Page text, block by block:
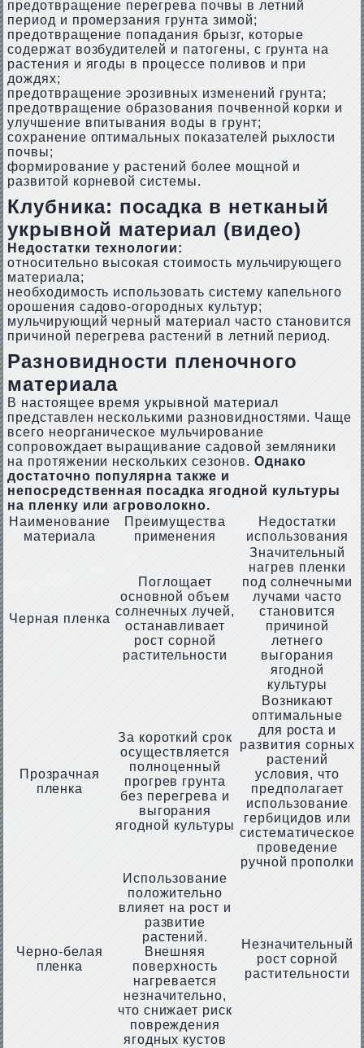
предотвращение перегрева почвы в летний
период и промерзания грунта зимой;
предотвращение попадания брызг, которые
содержат возбудителей и патогены, с грунта на
растения и ягоды в процессе поливов и при
дождях;
предотвращение эрозивных изменений грунта;
предотвращение образования почвенной корки и
улучшение впитывания воды в грунт;
сохранение оптимальных показателей рыхлости
почвы;
формирование у растений более мощной и
развитой корневой системы.
Клубника: посадка в нетканый
укрывной материал (видео)
Недостатки технологии:
относительно высокая стоимость мульчирующего
материала;
необходимость использовать систему капельного
орошения садово-огородных культур;
мульчирующий черный материал часто становится
причиной перегрева растений в летний период.
Разновидности пленочного
материала
В настоящее время укрывной материал
представлен несколькими разновидностями. Чаще
всего неорганическое мульчирование
сопровождает выращивание садовой земляники
на протяжении нескольких сезонов. Однако
достаточно популярна также и
непосредственная посадка ягодной культуры
на пленку или агроволокно.
Наименование
материала
Преимущества
применения
Недостатки
использования
Черная пленка
Поглощает
основной объем
солнечных лучей,
останавливает
рост сорной
растительности
Значительный
нагрев пленки
под солнечными
лучами часто
становится
причиной
летнего
выгорания
ягодной
культуры
Прозрачная
пленка
За короткий срок
осуществляется
полноценный
прогрев грунта
без перегрева и
выгорания
ягодной культуры
Возникают
оптимальные
для роста и
развития сорных
растений
условия, что
предполагает
использование
гербицидов или
систематическое
проведение
ручной прополки
Черно-белая
пленка
Использование
положительно
влияет на рост и
развитие
растений.
Внешняя
поверхность
нагревается
незначительно,
что снижает риск
повреждения
ягодных кустов
Незначительный
рост сорной
растительности